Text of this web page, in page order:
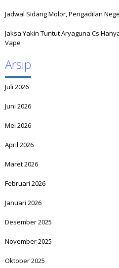
Jadwal Sidang Molor, Pengadilan
Jaksa Yakin Tuntut Aryaguna Cs
Vape
Arsip
Juli 2026
Juni 2026
Mei 2026
April 2026
Maret 2026
Februari 2026
Januari 2026
Desember 2025
November 2025
Oktober 2025